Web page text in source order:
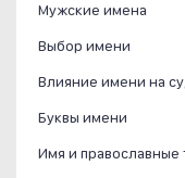
Мужские имена
Выбор имени
Влияние имени на
Буквы имени
Имя и